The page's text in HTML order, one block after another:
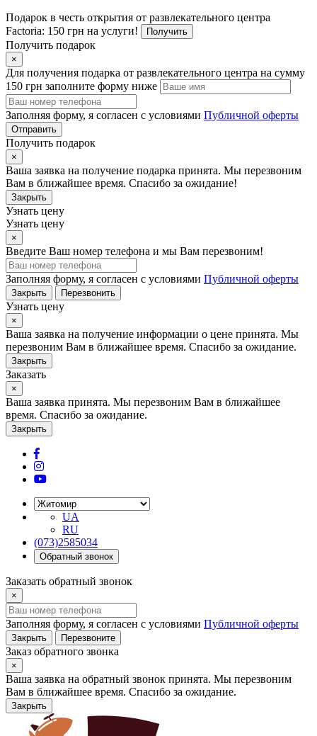
Подарок в честь открытия от развлекательного центра
Factoria: 150 грн на услуги!
Получить
Получить подарок
×
Для получения подарка от развлекательного центра на сумму
150 грн заполните форму ниже
Заполняя форму, я согласен с условиями Публичной оферты
Отправить
Получить подарок
×
Ваша заявка на получение подарка принята. Мы перезвоним
Вам в ближайшее время. Спасибо за ожидание!
Закрыть
Узнать цену
Узнать цену
×
Введите Ваш номер телефона и мы Вам перезвоним!
Заполняя форму, я согласен с условиями Публичной оферты
Закрыть Перезвонить
Узнать цену
×
Ваша заявка на получение информации о цене принята. Мы
перезвоним Вам в ближайшее время. Спасибо за ожидание.
Закрыть
Заказать
×
Ваша заявка принята. Мы перезвоним Вам в ближайшее
время. Спасибо за ожидание.
Закрыть
UA
RU
(073)2585034
Обратный звонок
Заказать обратный звонок
×
Заполняя форму, я согласен с условиями Публичной оферты
Закрыть Перезвоните
Заказ обратного звонка
×
Ваша заявка на обратный звонок принята. Мы перезвоним
Вам в ближайшее время. Спасибо за ожидание.
Закрыть